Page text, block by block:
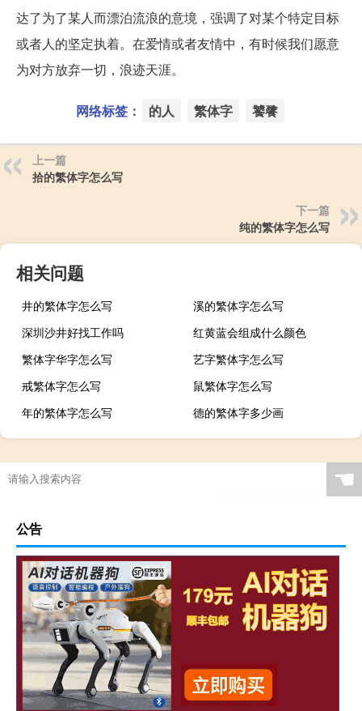
达了为了某人而漂泊流浪的意境，强调了对某个特定目标
或者人的坚定执着。在爱情或者友情中，有时候我们愿意
为对方放弃一切，浪迹天涯。
网络标签： 的人 繁体字 饕餮
上一篇
拾的繁体字怎么写
下一篇
纯的繁体字怎么写
相关问题
井的繁体字怎么写
溪的繁体字怎么写
深圳沙井好找工作吗
红黄蓝会组成什么颜色
繁体字华字怎么写
艺字繁体字怎么写
戒繁体字怎么写
鼠繁体字怎么写
年的繁体字怎么写
德的繁体字多少画
☚
公告